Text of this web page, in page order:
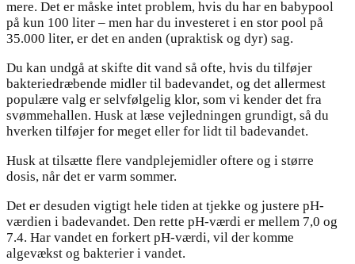
mere. Det er måske intet problem, hvis du har en babypool
på kun 100 liter – men har du investeret i en stor pool på
35.000 liter, er det en anden (upraktisk og dyr) sag.
Du kan undgå at skifte dit vand så ofte, hvis du tilføjer
bakteriedræbende midler til badevandet, og det allermest
populære valg er selvfølgelig klor, som vi kender det fra
svømmehallen. Husk at læse vejledningen grundigt, så du
hverken tilføjer for meget eller for lidt til badevandet.
Husk at tilsætte flere vandplejemidler oftere og i større
dosis, når det er varm sommer.
Det er desuden vigtigt hele tiden at tjekke og justere pH-
værdien i badevandet. Den rette pH-værdi er mellem 7,0 og
7.4. Har vandet en forkert pH-værdi, vil der komme
algevækst og bakterier i vandet.